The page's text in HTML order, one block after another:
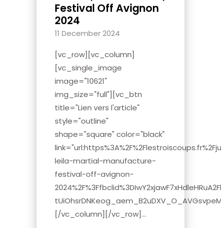
Festival Off Avignon
2024
11 December 2024
[vc_row][vc_column]
[vc_single_image
image="10621"
img_size="full"][vc_btn
title="Lien vers l'article"
style="outline"
shape="square" color="black"
leila-martial-manufacture-
festival-off-avignon-
[/vc_column][/vc_row]...